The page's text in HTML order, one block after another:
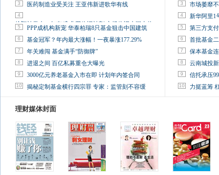
3 医药制造业受关注 王亚伟新进歌华有线
4
徐翔被带走一年有感:韭菜依旧被割 市场依旧水深火热
5 PPP成机构新宠 华泰柏瑞8只基金狙击中国建筑
6 基金冠军？年内最大涨幅！一夜暴涨177.29%
7 年关难闯 基金满手“防御牌”
8 进退之间 百亿私募重仓大曝光
9 3000亿元养老基金入市在即 计划年内签合同
10 揭秘定制基金横行四宗罪 专家：监管刻不容缓
3 市场萎靡
4 新华阿里1
5 第三方支
6 首批基金
7 保本基金
8 云南城投
9 信托承压
10 力挺蓝筹
理财媒体封面